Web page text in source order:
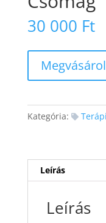
30 000 Ft
Egyensúly
Csomag
Kategória:
Leírás
Leírás